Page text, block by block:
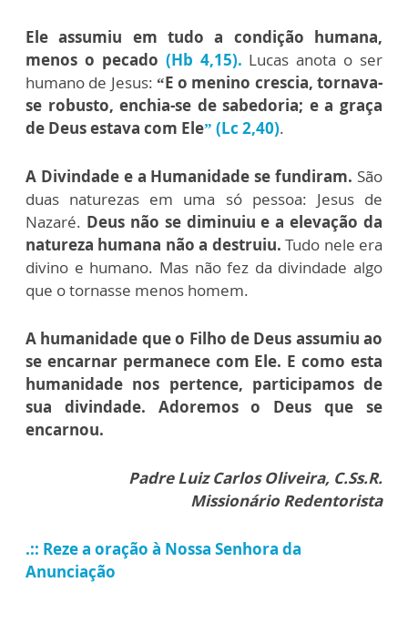
Ele assumiu em tudo a condição humana,
menos o pecado (Hb 4,15). Lucas anota o ser
humano de Jesus: “E o menino crescia, tornava-
se robusto, enchia-se de sabedoria; e a graça
de Deus estava com Ele” (Lc 2,40).
A Divindade e a Humanidade se fundiram. São
duas naturezas em uma só pessoa: Jesus de
Nazaré. Deus não se diminuiu e a elevação da
natureza humana não a destruiu. Tudo nele era
divino e humano. Mas não fez da divindade algo
que o tornasse menos homem.
A humanidade que o Filho de Deus assumiu ao
se encarnar permanece com Ele. E como esta
humanidade nos pertence, participamos de
sua divindade. Adoremos o Deus que se
encarnou.
Padre Luiz Carlos Oliveira, C.Ss.R.
Missionário Redentorista
.:: Reze a oração à Nossa Senhora da
Anunciação